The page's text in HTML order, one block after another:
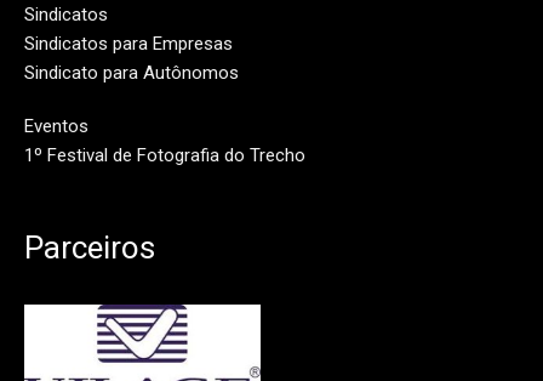
Sindicatos
Sindicatos para Empresas
Sindicato para Autônomos
Eventos
1º Festival de Fotografia do Trecho
Parceiros